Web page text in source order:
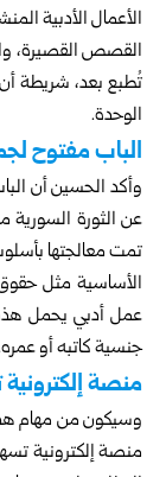
الأعمال الأدبية
القصص القصيرة،
تُطبع بعد، شريطة أن
الوحدة.
الباب مفتوح
وأكد الحسين أن
عن الثورة السورية
تمت معالجتها
الأساسية مثل حقوق
عمل أدبي يحمل
جنسية كاتبه أو
منصة
وسيكون من مهام
منصة إلكترونية